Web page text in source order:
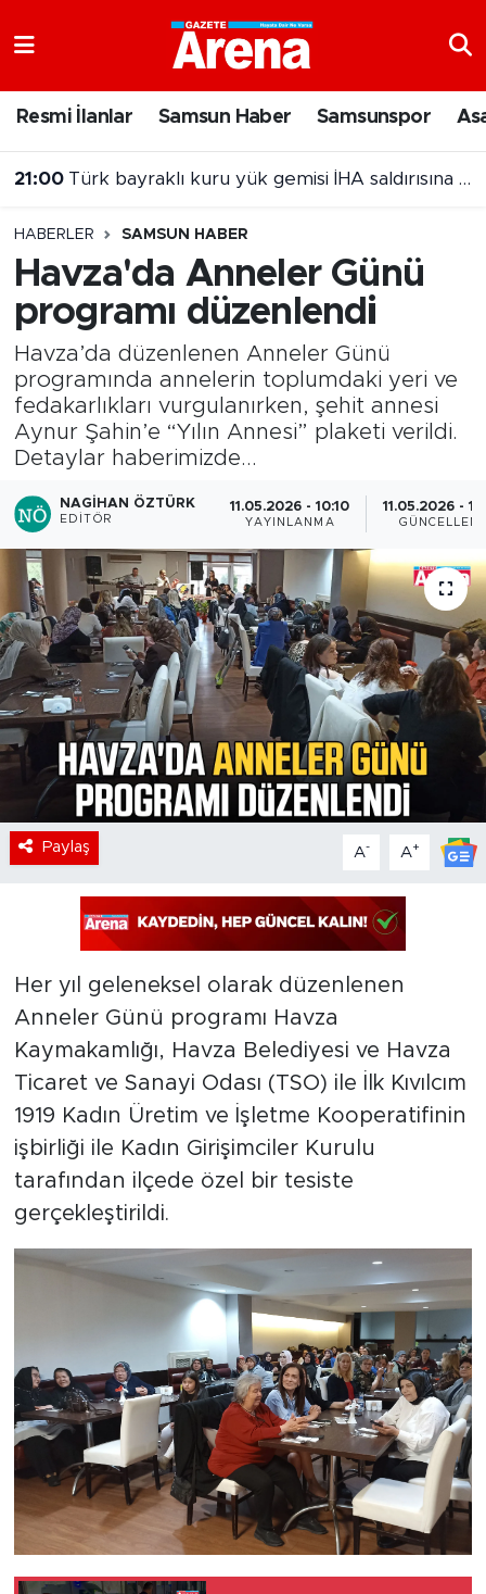
Resmi İlanlar Samsun Haber Samsunspor
20:00 Samsun'da Nebiyan Fest Başladı
HABERLER SAMSUN HABER
Havza'da Anneler Günü
programı düzenlendi
Havza’da düzenlenen Anneler Günü
programında annelerin toplumdaki yeri ve
fedakarlıkları vurgulanırken, şehit annesi
Aynur Şahin’e “Yılın Annesi” plaketi verildi.
Detaylar haberimizde...
NAGIHAN ÖZTÜRK
EDITÖR
11.05.2026 - 10:10
YAYINLANMA
11.05.2026 -
Paylaş A- A+
Her yıl geleneksel olarak düzenlenen
Anneler Günü programı Havza
Kaymakamlığı, Havza Belediyesi ve Havza
Ticaret ve Sanayi Odası (TSO) ile İlk Kıvılcım
1919 Kadın Üretim ve İşletme Kooperatifinin
işbirliği ile Kadın Girişimciler Kurulu
tarafından ilçede özel bir tesiste
gerçekleştirildi.
Samsun Namaz Vakitleri
Süper Lig Puan Durumu ve Fikstür
Tüm Manşetler
Son Dakika Haberleri
Haber Arşivi